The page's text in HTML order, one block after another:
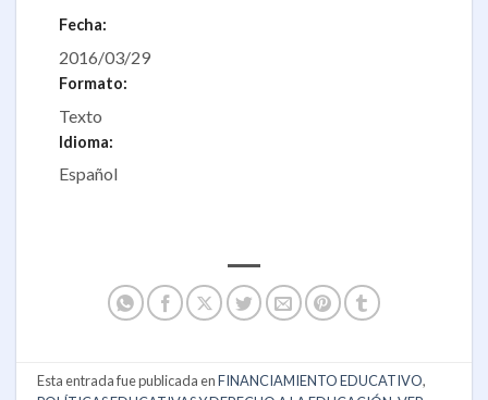
Fecha:
2016/03/29
Formato:
Texto
Idioma:
Español
Esta entrada fue publicada enFINANCIAMIENTO EDUCATIVO,